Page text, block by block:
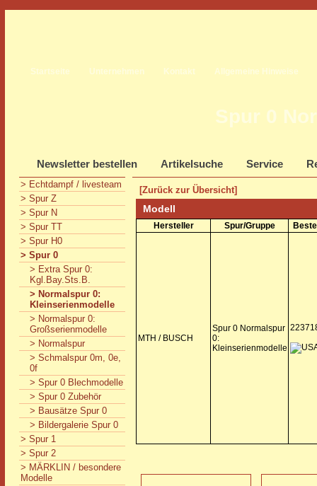
Startseite Unternehmen Kontakt Allgemeine Hinweise
Spur 0
Newsletter bestellen Artikelsuche Service
> Echtdampf / livesteam
> Spur Z
> Spur N
> Spur TT
> Spur H0
> Spur 0
> Extra Spur 0:
Kgl.Bay.Sts.B.
> Normalspur 0:
Kleinserienmodelle
> Normalspur 0:
Großserienmodelle
> Normalspur
> Schmalspur 0m, 0e,
0f
> Spur 0 Blechmodelle
> Spur 0 Zubehör
> Bausätze Spur 0
> Bildergalerie Spur 0
> Spur 1
> Spur 2
> MÄRKLIN / besondere
Modelle
[Zurück zur Übersicht]
Modell
Hersteller Spur/Gruppe
MTH / BUSCH
Spur 0 Normalspur
0:
Kleinserienmodelle